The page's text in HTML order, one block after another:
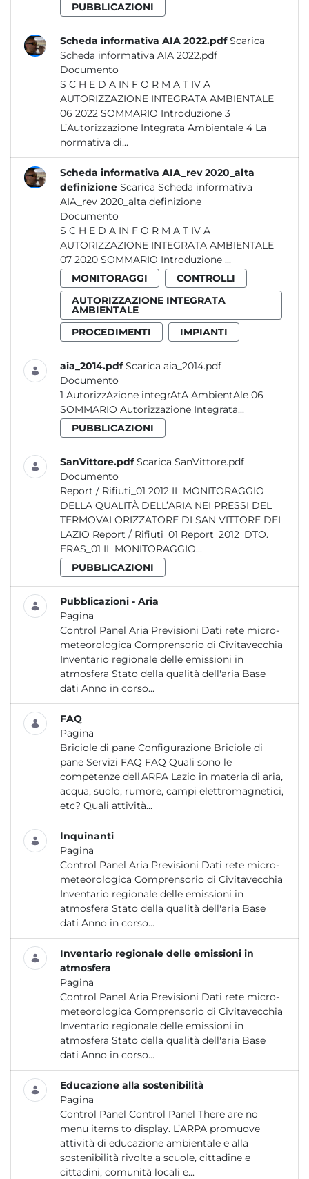
PUBBLICAZIONI
Scheda informativa AIA 2022.pdf Scarica
Scheda informativa AIA 2022.pdf
Documento
S C H E D A IN F O R M A T IV A
AUTORIZZAZIONE INTEGRATA AMBIENTALE
06 2022 SOMMARIO Introduzione 3
L’Autorizzazione Integrata Ambientale 4 La
normativa di...
Scheda informativa AIA_rev 2020_alta
definizione Scarica Scheda informativa
AIA_rev 2020_alta definizione
Documento
S C H E D A IN F O R M A T IV A
AUTORIZZAZIONE INTEGRATA AMBIENTALE
07 2020 SOMMARIO Introduzione ...
MONITORAGGI
CONTROLLI
AUTORIZZAZIONE INTEGRATA
AMBIENTALE
PROCEDIMENTI
IMPIANTI
aia_2014.pdf Scarica aia_2014.pdf
Documento
1 AutorizzAzione integrAtA AmbientAle 06
SOMMARIO Autorizzazione Integrata...
PUBBLICAZIONI
SanVittore.pdf Scarica SanVittore.pdf
Documento
Report / Rifiuti_01 2012 IL MONITORAGGIO
DELLA QUALITÀ DELL’ARIA NEI PRESSI DEL
TERMOVALORIZZATORE DI SAN VITTORE DEL
LAZIO Report / Rifiuti_01 Report_2012_DTO.
ERAS_01 IL MONITORAGGIO...
PUBBLICAZIONI
Pubblicazioni - Aria
Pagina
Control Panel Aria Previsioni Dati rete micro-
meteorologica Comprensorio di Civitavecchia
Inventario regionale delle emissioni in
atmosfera Stato della qualità dell'aria Base
dati Anno in corso...
FAQ
Pagina
Briciole di pane Configurazione Briciole di
pane Servizi FAQ FAQ Quali sono le
competenze dell'ARPA Lazio in materia di aria,
acqua, suolo, rumore, campi elettromagnetici,
etc? Quali attività...
Inquinanti
Pagina
Control Panel Aria Previsioni Dati rete micro-
meteorologica Comprensorio di Civitavecchia
Inventario regionale delle emissioni in
atmosfera Stato della qualità dell'aria Base
dati Anno in corso...
Inventario regionale delle emissioni in
atmosfera
Pagina
Control Panel Aria Previsioni Dati rete micro-
meteorologica Comprensorio di Civitavecchia
Inventario regionale delle emissioni in
atmosfera Stato della qualità dell'aria Base
dati Anno in corso...
Educazione alla sostenibilità
Pagina
Control Panel Control Panel There are no
menu items to display. L’ARPA promuove
attività di educazione ambientale e alla
sostenibilità rivolte a scuole, cittadine e
cittadini, comunità locali e...